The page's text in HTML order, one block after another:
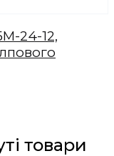
24-12,
товари